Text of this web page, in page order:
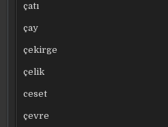
çatı
çay
çekirge
çelik
ceset
çevre